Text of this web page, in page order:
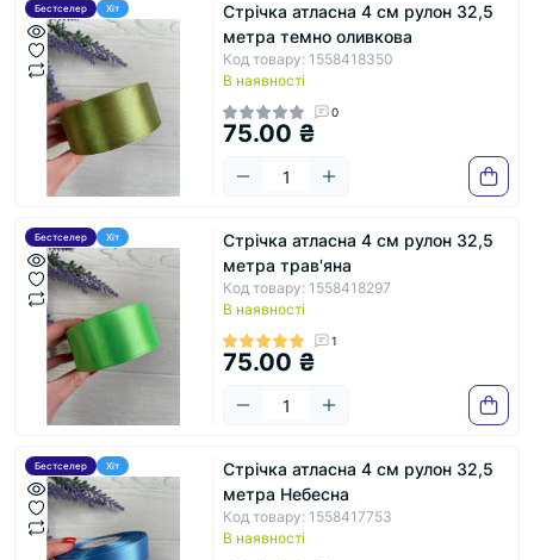
Бестселер Хіт
Стрічка атласна 4 см рулон 32,5
метра темно оливкова
Код товару: 1558418350
В наявності
0
75.00 ₴
Бестселер Хіт
Стрічка атласна 4 см рулон 32,5
метра трав'яна
Код товару: 1558418297
В наявності
1
75.00 ₴
Бестселер Хіт
Стрічка атласна 4 см рулон 32,5
метра Небесна
Код товару: 1558417753
В наявності